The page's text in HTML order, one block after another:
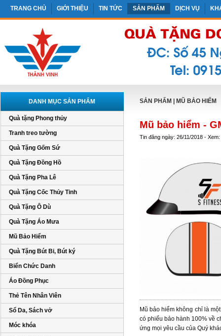
TRANG CHỦ GIỚI THIỆU TIN TỨC SẢN PHẨM DỊCH VỤ
DANH MỤC SẢN PHẨM
Quà tặng Phong thủy
Tranh treo tường
Quà Tặng Gốm Sứ
Quà Tặng Đồng Hồ
Quà Tặng Pha Lê
Quà Tặng Cốc Thủy Tinh
Quà Tặng Ô Dù
Quà Tặng Áo Mưa
Mũ Bảo Hiểm
Quà Tặng Bút Bi, Bút ký
Biển Chức Danh
Áo Đồng Phục
Thẻ Tên Nhân Viên
Sổ Da, Sách vở
Móc khóa
SẢN PHẨM MŨ BẢO HIỂM
Mũ bảo hiểm -
Tin đăng ngày: 26/11/2018 -
Mũ bảo hiểm không chỉ là
có phiếu bảo hành 100% về
ứng mọi yêu cầu của Quý